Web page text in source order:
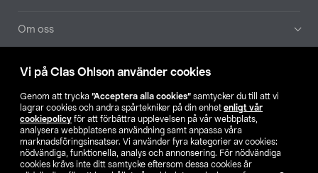
Vi på Clas Ohlson använder cookies
Genom att trycka ”Acceptera alla cookies” samtycker du till att vi
lagrar cookies och andra spårtekniker på din enhet enligt vår
cookiepolicy för att förbättra upplevelsen på vår webbplats,
analysera webbplatsens användning samt anpassa våra
marknadsföringsinsatser. Vi använder fyra kategorier av cookies:
nödvändiga, funktionella, analys och annonsering. För nödvändiga
cookies krävs inte ditt samtycke eftersom dessa cookies är
Om oss
Aktuellt
Våra bolag
Hitta butik
SE NO FI